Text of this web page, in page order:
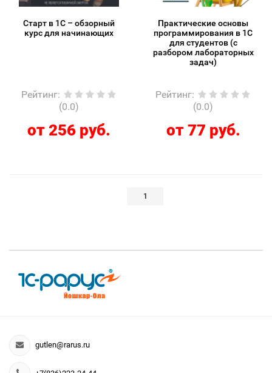
Старт в 1С – обзорный
курс для начинающих
Рейтинг:
(0.0)
от 256 руб.
Практические основы
программирования в 1С
для студентов (с
разбором лабораторных
задач)
Рейтинг:
(0.0)
от 77 руб.
1
gutlen@rarus.ru